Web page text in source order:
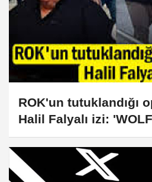
ROK'un tutuklandığı
Halil Falyalı izi: